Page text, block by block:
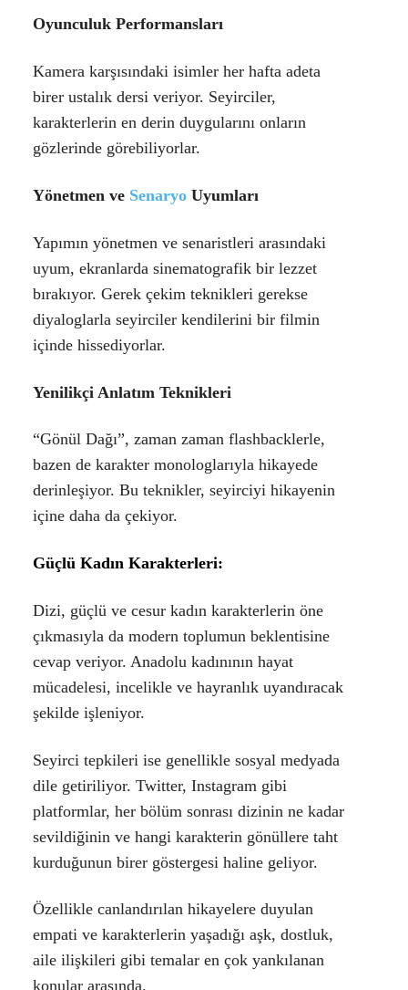
Oyunculuk Performansları
Kamera karşısındaki isimler her hafta adeta
birer ustalık dersi veriyor. Seyirciler,
karakterlerin en derin duygularını onların
gözlerinde görebiliyorlar.
Yönetmen ve Senaryo Uyumları
Yapımın yönetmen ve senaristleri arasındaki
uyum, ekranlarda sinematografik bir lezzet
bırakıyor. Gerek çekim teknikleri gerekse
diyaloglarla seyirciler kendilerini bir filmin
içinde hissediyorlar.
Yenilikçi Anlatım Teknikleri
“Gönül Dağı”, zaman zaman flashbacklerle,
bazen de karakter monologlarıyla hikayede
derinleşiyor. Bu teknikler, seyirciyi hikayenin
içine daha da çekiyor.
Güçlü Kadın Karakterleri:
Dizi, güçlü ve cesur kadın karakterlerin öne
çıkmasıyla da modern toplumun beklentisine
cevap veriyor. Anadolu kadınının hayat
mücadelesi, incelikle ve hayranlık uyandıracak
şekilde işleniyor.
Seyirci tepkileri ise genellikle sosyal medyada
dile getiriliyor. Twitter, Instagram gibi
platformlar, her bölüm sonrası dizinin ne kadar
sevildiğinin ve hangi karakterin gönüllere taht
kurduğunun birer göstergesi haline geliyor.
Özellikle canlandırılan hikayelere duyulan
empati ve karakterlerin yaşadığı aşk, dostluk,
aile ilişkileri gibi temalar en çok yankılanan
konular arasında.